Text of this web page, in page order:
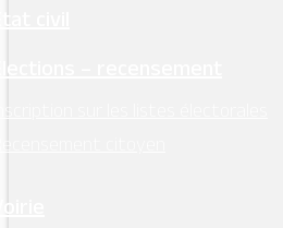
civil
– recensement
sur les listes électorales
citoyen